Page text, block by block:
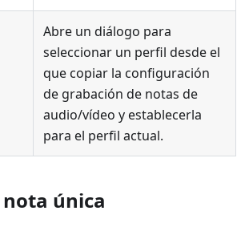
Abre un diálogo para
seleccionar un perfil desde el
que copiar la configuración
de grabación de notas de
audio/vídeo y establecerla
para el perfil actual.
única